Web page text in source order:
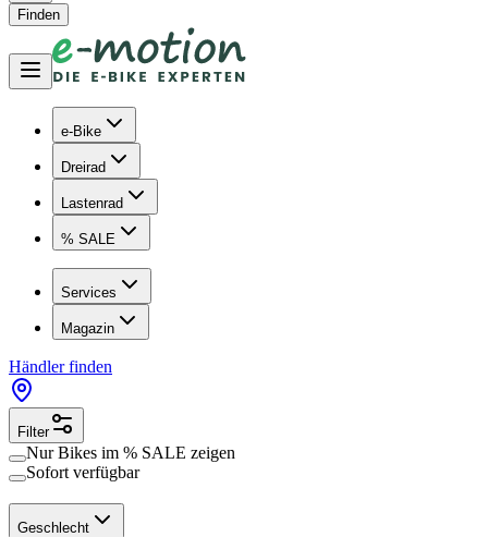
Finden
e-Bike
Dreirad
Lastenrad
% SALE
Services
Magazin
Händler finden
Filter
Nur Bikes im % SALE zeigen
Sofort verfügbar
Geschlecht